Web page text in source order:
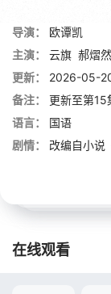
导演：
欧谭凯
主演：
云旗 郝熠然
更新：
2026-05-
备注：
更新至第15
语言：
国语
剧情：
改编自小说
在线观看